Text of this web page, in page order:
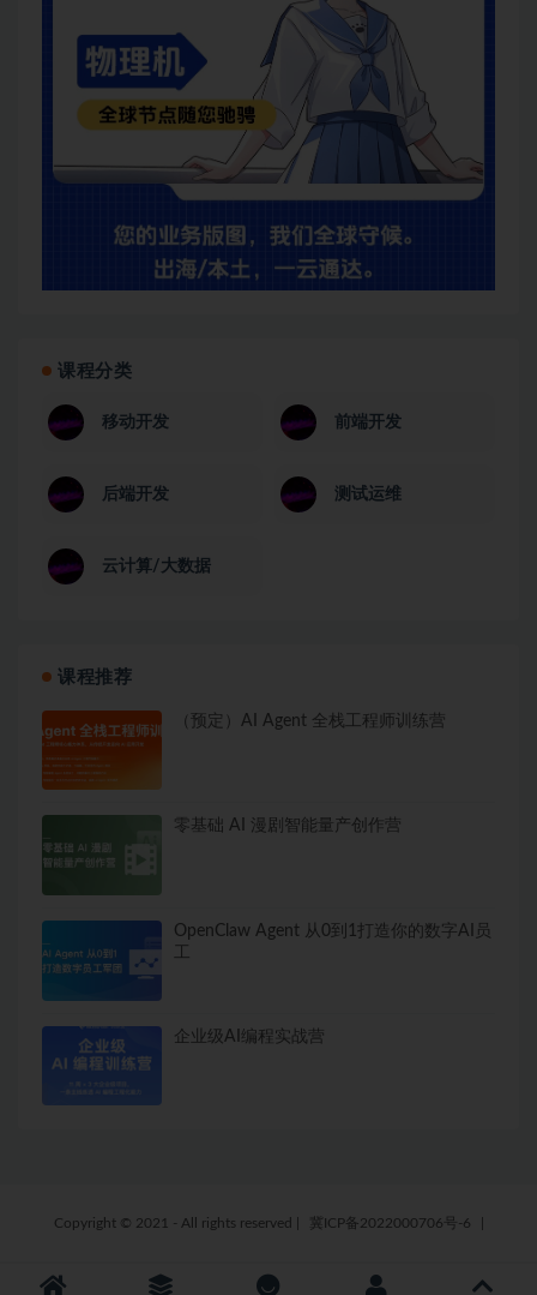
课程分类
移动开发 前端开发
后端开发 测试运维
云计算/大数据
课程推荐
（预定）AI Agent 全栈工程师训练营
零基础 AI 漫剧智能量产创作营
OpenClaw Agent 从0到1打造你的数字AI员
工
企业级AI编程实战营
Copyright © 2021 - All rights reserved 冀ICP备2022000706号-6